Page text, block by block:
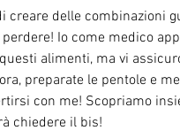
creare delle combinazioni
Io come medico
alimenti, ma vi
preparate le pentole e
con me! Scopriamo
chiedere il bis!